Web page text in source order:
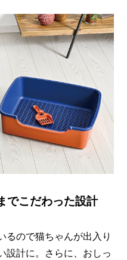
でこだわった設計
るので猫ちゃんが出入り
設計に。さらに、おしっ